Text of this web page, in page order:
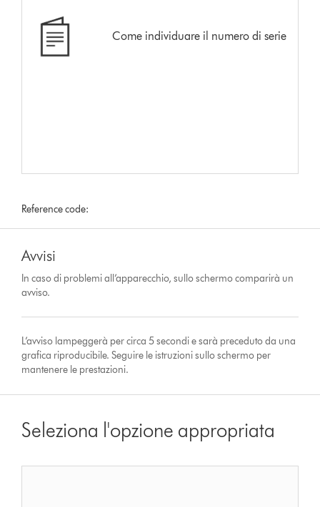
Come individuare il numero di serie
Reference code:
Avvisi
In caso di problemi all’apparecchio, sullo schermo comparirà un
avviso.
L’avviso lampeggerà per circa 5 secondi e sarà preceduto da una
grafica riproducibile. Seguire le istruzioni sullo schermo per
mantenere le prestazioni.
Seleziona l'opzione appropriata